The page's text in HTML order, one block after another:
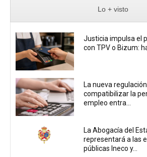
Lo + visto
Justicia impulsa el
con TPV o Bizum:
La nueva
compatibilizar la
empleo entra...
La Abogacía del
representará a las
públicas Ineco y...